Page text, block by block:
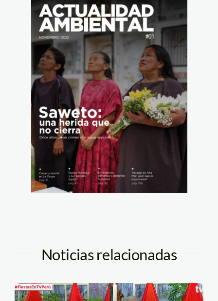
Noticias relacionadas